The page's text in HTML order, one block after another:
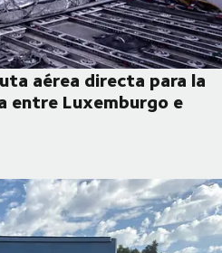
aérea directa para la
entre Luxemburgo e
directa para la industria